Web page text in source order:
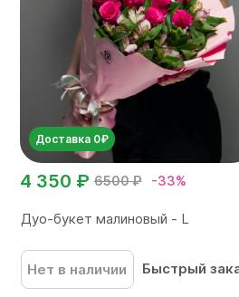
Доставка 0₽
6500 ₽ -33%
4 350 ₽
Дуо-букет малиновый - L
Нет в наличии Быстрый